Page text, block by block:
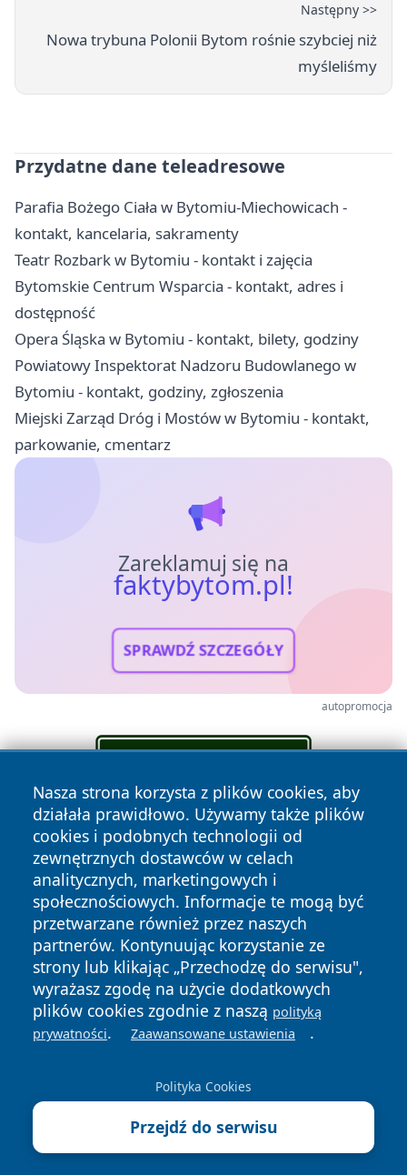
Następny >>
Nowa trybuna Polonii Bytom rośnie szybciej niż
myśleliśmy
Przydatne dane teleadresowe
Parafia Bożego Ciała w Bytomiu-Miechowicach -
kontakt, kancelaria, sakramenty
Teatr Rozbark w Bytomiu - kontakt i zajęcia
Bytomskie Centrum Wsparcia - kontakt, adres i
dostępność
Opera Śląska w Bytomiu - kontakt, bilety, godziny
Powiatowy Inspektorat Nadzoru Budowlanego w
Bytomiu - kontakt, godziny, zgłoszenia
Miejski Zarząd Dróg i Mostów w Bytomiu - kontakt,
parkowanie, cmentarz
Zareklamuj się na
faktybytom.pl!
SPRAWDŹ SZCZEGÓŁY
autopromocja
Nasza strona korzysta z plików cookies, aby
działała prawidłowo. Używamy także plików
cookies i podobnych technologii od
zewnętrznych dostawców w celach
analitycznych, marketingowych i
społecznościowych. Informacje te mogą być
przetwarzane również przez naszych
partnerów. Kontynuując korzystanie ze
strony lub klikając „Przechodzę do serwisu",
wyrażasz zgodę na użycie dodatkowych
plików cookies zgodnie z naszą polityką
prywatności. Zaawansowane ustawienia .
Polityka Cookies
Przejdź do serwisu
Copyright © 2026 faktybytom.pl Wszystkie prawa zastrzeżone.
Polityka
Polityka